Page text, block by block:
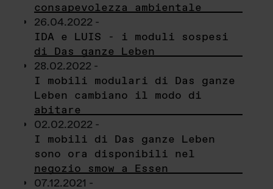
consapevolezza ambientale
26.04.2022 -
IDA e LUIS - i moduli sospesi
di Das ganze Leben
28.02.2022 -
I mobili modulari di Das ganze
Leben cambiano il modo di
abitare
02.02.2022 -
I mobili di Das ganze Leben
sono ora disponibili nel
negozio smow a Essen
07.12.2021 -